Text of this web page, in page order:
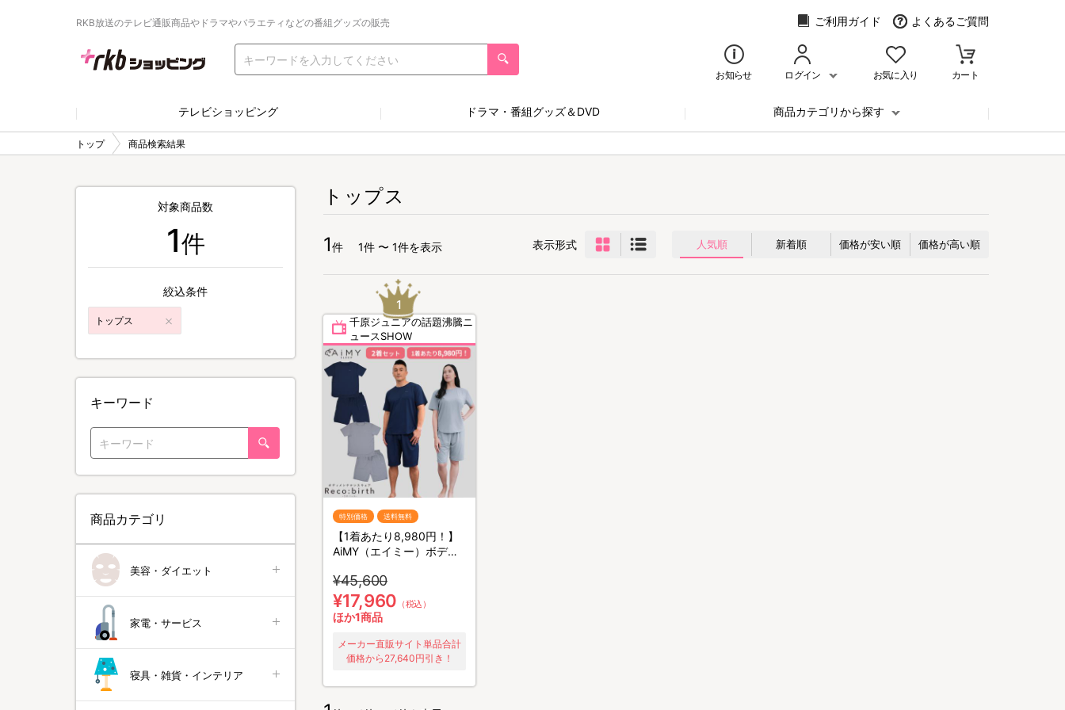
RKB放送のテレビ通販商品やドラマやバラエティなどの番組グッズの販売 ご利用ガイド よくあるご質問
お知らせ ログイン お気に入り カート
テレビショッピング ドラマ・番組グッズ＆DVD 商品カテゴリから探す
トップ 商品検索結果
トップス
1件 1件 〜 1件を表示 表示形式 人気順 新着順 価格が安い順 価格が高い順
千原ジュニアの話題沸騰ニ
ュースSHOW
特別価格 送料無料
【1着あたり8,980円！】
AiMY（エイミー）ボディ
バース／半袖半ズボン／2
着セット／上下セット／リ
カバリーウェア
¥45,600
¥17,960 （税込）
ほか1商品
メーカー直販サイト単品合計
価格から27,640円引き！
対象商品数
1件
絞込条件
トップス
キーワード
商品カテゴリ
美容・ダイエット
家電・サービス
寝具・雑貨・インテリア